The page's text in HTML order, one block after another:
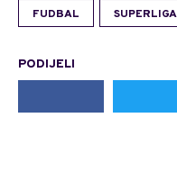
FUDBAL
PODIJELI